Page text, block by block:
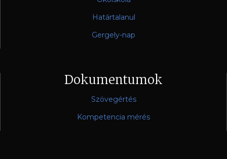
Határtalanul
Gergely-nap
Dokumentumok
Szövegértés
Kompetencia mérés